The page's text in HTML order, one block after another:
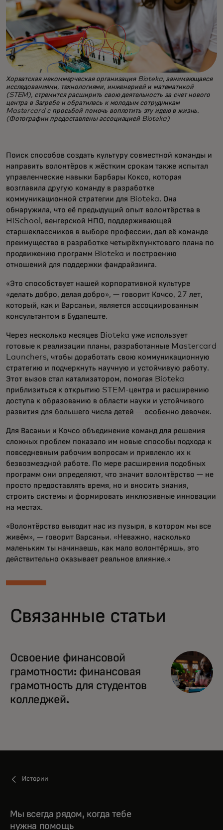
Хорватская некоммерческая организация Bioteka, занимающаяся
исследованиями, технологиями, инженерией и математикой
(STEM), стремится расширить свою деятельность за счет нового
центра в Загребе и обратилась к молодым сотрудникам
Mastercard с просьбой помочь воплотить эту идею в жизнь.
(Фотографии предоставлены ассоциацией Bioteka)
Поиск способов создать культуру совместной команды и
направить волонтёров к жёстким срокам также испытал
управленческие навыки Барбары Коксо, которая
возглавила другую команду в разработке
коммуникационной стратегии для Bioteka. Она
обнаружила, что её предыдущий опыт волонтёрства в
HiSchool, венгерской НПО, поддерживающей
старшеклассников в выборе профессии, дал её команде
преимущество в разработке четырёхпунктового плана по
продвижению программ Bioteka и построению
отношений для поддержки фандрайзинга.
«Это способствует нашей корпоративной культуре
«делать добро, делая добро», — говорит Кочсо, 27 лет,
который, как и Варсаньи, является ассоциированным
консультантом в Будапеште.
Через несколько месяцев Bioteka уже использует
готовые к реализации планы, разработанные Mastercard
Launchers, чтобы доработать свою коммуникационную
стратегию и подчеркнуть научную и устойчивую работу.
Этот вызов стал катализатором, помогая Bioteka
приблизиться к открытию STEM-центра и расширению
доступа к образованию в области науки и устойчивого
развития для большего числа детей — особенно девочек.
Для Васаньи и Кочсо объединение команд для решения
сложных проблем показало им новые способы подхода к
повседневным рабочим вопросам и привлекло их к
безвозмездной работе. По мере расширения подобных
программ они определяют, что значит волонтёрство — не
просто предоставлять время, но и вносить знания,
строить системы и формировать инклюзивные инновации
на местах.
«Волонтёрство выводит нас из пузыря, в котором мы все
живём», — говорит Варсаньи. «Неважно, насколько
маленьким ты начинаешь, как мало волонтёришь, это
действительно оказывает реальное влияние.»
Связанные статьи
Освоение финансовой
грамотности: финансовая
грамотность для студентов
колледжей.
Истории
Мы всегда рядом, когда тебе
нужна помощь